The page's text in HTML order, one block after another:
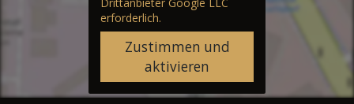
erforderlich.
Zustimmen und
aktivieren